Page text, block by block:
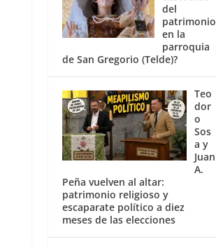
del
patrimonio
en la
parroquia
de San Gregorio (Telde)?
Teo
dor
o
Sos
a y
Juan
A.
Peña vuelven al altar:
patrimonio religioso y
escaparate político a diez
meses de las elecciones